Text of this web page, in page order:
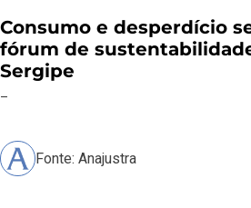
Consumo e desperdício
fórum de
Sergipe
–
Fonte: Anajustra